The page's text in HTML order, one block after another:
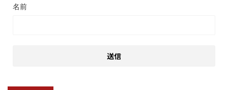
名前